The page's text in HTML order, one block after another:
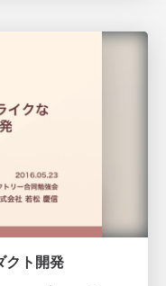
クト開発